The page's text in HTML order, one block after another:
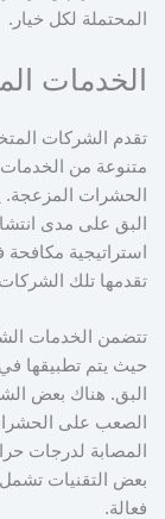
المحتملة لكل خيار.
الخدمات
تقدم الشركات
متنوعة من
الحشرات
البق على مدى
استراتيجية
تقدمها تلك
تتضمن الخدمات
حيث يتم تطبيقها في
البق. هناك بعض
الصعب على
المصابة لدرجات
بعض التقنيات تشمل
فعالة.